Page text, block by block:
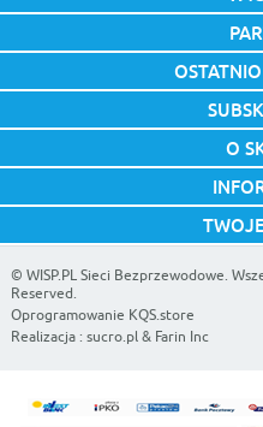
O
© WISP.PL Sieci Bezprzewodowe .
Reserved.
Oprogramowanie KQS.store
Realizacja : sucro.pl& Farin Inc